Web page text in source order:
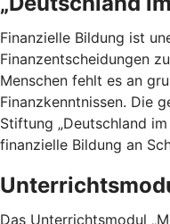
Finanzielle Bildung ist
Finanzentscheidungen
Menschen fehlt es an
Finanzkenntnissen. Die
Stiftung „Deutschland
finanzielle Bildung an
Das Unterrichtsmodul